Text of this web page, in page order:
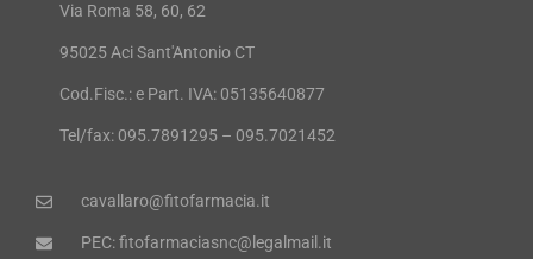
Via Roma 58, 60, 62
95025 Aci Sant'Antonio CT
Cod.Fisc.: e Part. IVA: 05135640877
Tel/fax: 095.7891295 – 095.7021452
cavallaro@fitofarmacia.it
PEC: fitofarmaciasnc@legalmail.it